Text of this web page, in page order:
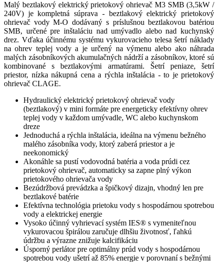
Malý beztlakový elektrický prietokový ohrievač M3 SMB (3,5kW /
240V) je kompletná súprava - beztlakový elektrický prietokový
ohrievač vody M-O dodávaný s príslušnou beztlakovou batériou
SMB, určené pre inštaláciu nad umývadlo alebo nad kuchynský
drez. Vďaka účinnému systému vykurovacieho telesa šetrí náklady
na ohrev teplej vody a je určený na výmenu alebo ako náhrada
malých zásobníkových akumulačných nádrží a zásobníkov, ktoré sú
kombinované s beztlakovými armatúrami. Šetrí peniaze, šetrí
priestor, nízka nákupná cena a rýchla inštalácia - to je prietokový
ohrievač CLAGE.
Hydraulický elektrický prietokový ohrievač vody
(beztlakový) v mini formáte pre energeticky efektívny ohrev
teplej vody v každom umývadle, WC alebo kuchynskom
dreze
Jednoduchá a rýchla inštalácia, ideálna na výmenu bežného
malého zásobníka vody, ktorý zaberá priestor a je
neekonomický
Akonáhle sa pustí vodovodná batéria a voda prúdi cez
prietokový ohrievač, automaticky sa zapne plný výkon
prietokového ohrievača vody
Bezúdržbová prevádzka a špičkový dizajn, vhodný len pre
beztlakové batérie
Efektívna technológia prietoku vody s hospodárnou spotrebou
vody a elektrickej energie
Vysoko účinný vyhrievací systém IES® s vymeniteľnou
vykurovacou špirálou zaručuje dlhšiu životnosť, ľahkú
údržbu a výrazne znižuje kalcifikáciu
Úsporný perlátor pre optimálny prúd vody s hospodárnou
spotrebou vody ušetrí až 85% energie v porovnaní s bežnými